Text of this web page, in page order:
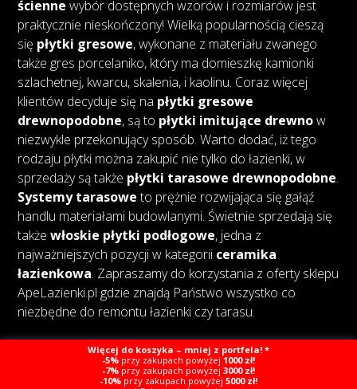
ścienne wybór dostępnych wzorów i rozmiarów jest
praktycznie nieskończony! Wielką popularnością cieszą
się płytki gresowe, wykonane z materiału zwanego
także gres porcelaniko, który ma domieszkę kamionki
szlachetnej, kwarcu, skalenia, i kaolinu. Coraz więcej
klientów decyduje się na płytki gresowe
drewnopodobne, są to płytki imitujące drewnow
niezwykle przekonujący sposób. Warto dodać, iż tego
rodzaju płytki można zakupić nie tylko do łazienki, w
sprzedaży są także płytki tarasowe drewnopodobne.
Systemy tarasoweto prężnie rozwijająca się gałąź
handlu materiałami budowlanymi. Świetnie sprzedają się
takżewłoskie płytki podłogowe, jedna z
najważniejszych pozycji w kategorii ceramika
łazienkowa. Zapraszamy do korzystania z oferty sklepu
ApeLazienki.pl gdzie znajdą Państwo wszystko co
niezbędne do remontu łazienki czy tarasu.
Copyright © Ape Łazienki Created by Webcat
Więcej do koszyka – mniej z portfela! *
-5% przy zakupach powyżej 1000 zł!
-7% przy zakupach powyżej 3000 zł!
-10% przy zakupach powyżej 5000 zł!